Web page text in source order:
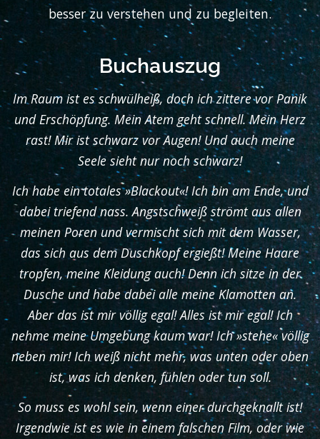
besser zu verstehen und zu begleiten.
Buchauszug
Im Raum ist es schwülheiß, doch ich zittere vor Panik
und Erschöpfung. Mein Atem geht schnell. Mein Herz
rast! Mir ist schwarz vor Augen! Und auch meine
Seele sieht nur noch schwarz!
Ich habe ein totales »Blackout«! Ich bin am Ende, und
dabei triefend nass. Angstschweiß strömt aus allen
meinen Poren und vermischt sich mit dem Wasser,
das sich aus dem Duschkopf ergießt! Meine Haare
tropfen, meine Kleidung auch! Denn ich sitze in der
Dusche und habe dabei alle meine Klamotten an.
Aber das ist mir völlig egal! Alles ist mir egal! Ich
nehme meine Umgebung kaum war! Ich »stehe« völlig
neben mir! Ich weiß nicht mehr, was unten oder oben
ist, was ich denken, fühlen oder tun soll.
So muss es wohl sein, wenn einer durchgeknallt ist!
Irgendwie ist es wie in einem falschen Film, oder wie